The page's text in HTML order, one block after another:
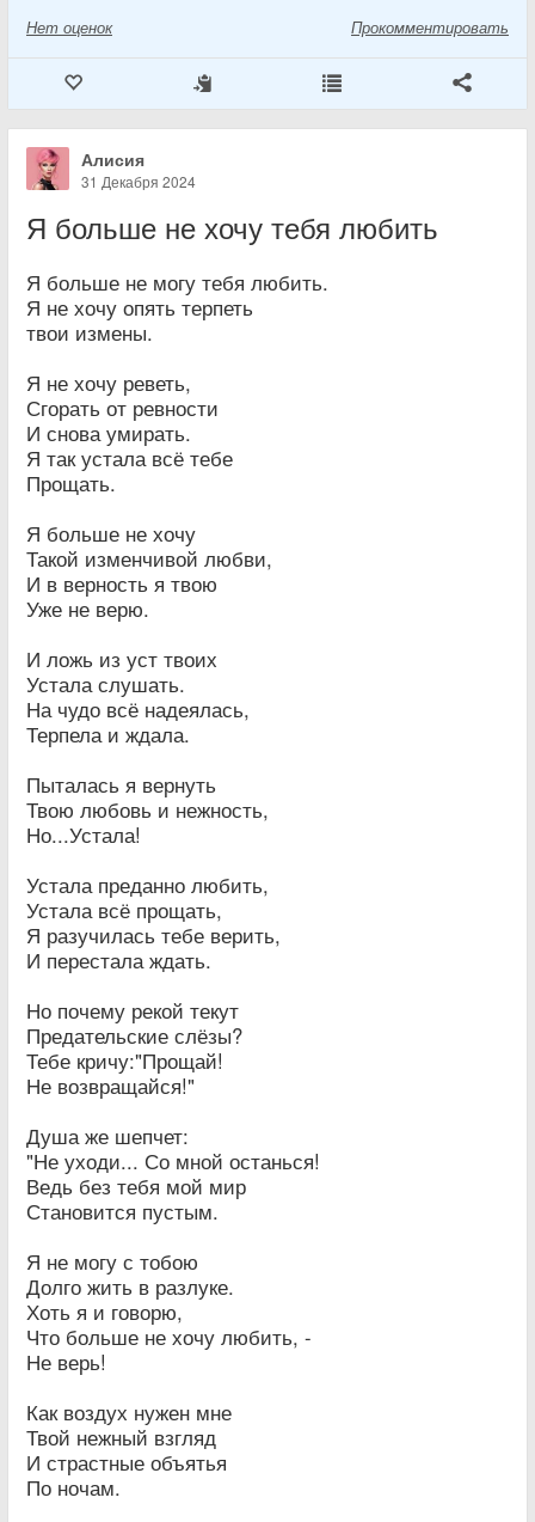
Нет оценок Прокомментировать
Алисия
31 Декабря 2024
Я больше не хочу тебя любить
Я больше не могу тебя любить.
Я не хочу опять терпеть
твои измены.
Я не хочу реветь,
Сгорать от ревности
И снова умирать.
Я так устала всё тебе
Прощать.
Я больше не хочу
Такой изменчивой любви,
И в верность я твою
Уже не верю.
И ложь из уст твоих
Устала слушать.
На чудо всё надеялась,
Терпела и ждала.
Пыталась я вернуть
Твою любовь и нежность,
Но...Устала!
Устала преданно любить,
Устала всё прощать,
Я разучилась тебе верить,
И перестала ждать.
Но почему рекой текут
Предательские слёзы?
Тебе кричу:"Прощай!
Не возвращайся!"
Душа же шепчет:
"Не уходи... Со мной останься!
Ведь без тебя мой мир
Становится пустым.
Я не могу с тобою
Долго жить в разлуке.
Хоть я и говорю,
Что больше не хочу любить, -
Не верь!
Как воздух нужен мне
Твой нежный взгляд
И страстные объятья
По ночам.